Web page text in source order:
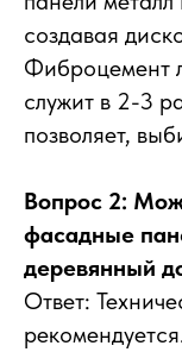
создавая
Фиброцемент
служит в 2-3
позволяет,
Вопрос 2:
фасадные
деревянный
Ответ: